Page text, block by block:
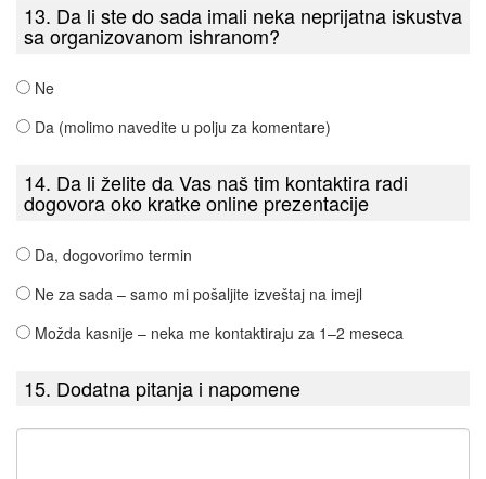
13. Da li ste do sada imali neka neprijatna iskustva
sa organizovanom ishranom?
Ne
Da (molimo navedite u polju za komentare)
14. Da li želite da Vas naš tim kontaktira radi
dogovora oko kratke online prezentacije
Da, dogovorimo termin
Ne za sada – samo mi pošaljite izveštaj na imejl
Možda kasnije – neka me kontaktiraju za 1–2 meseca
15. Dodatna pitanja i napomene